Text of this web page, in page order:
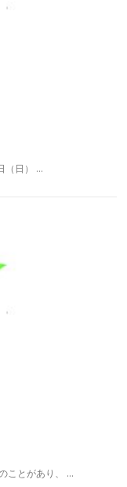
（日） …
ことがあり、 …